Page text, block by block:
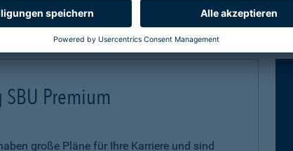
Premium
große Pläne für Ihre Karriere und sind